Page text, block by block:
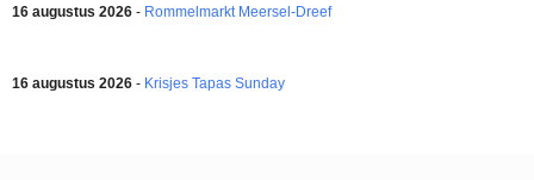
16 augustus 2026 - Rommelmarkt Meersel-Dreef
16 augustus 2026 - Krisjes Tapas Sunday